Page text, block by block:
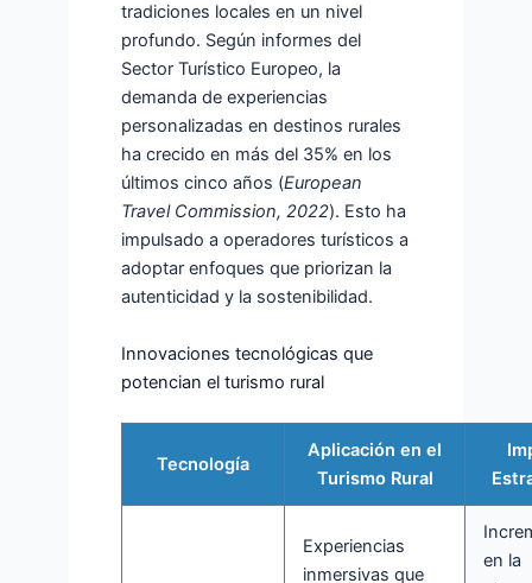
tradiciones locales en un nivel
profundo. Según informes del
Sector Turístico Europeo, la
demanda de experiencias
personalizadas en destinos rurales
ha crecido en más del 35% en los
últimos cinco años (European
Travel Commission, 2022). Esto ha
impulsado a operadores turísticos a
adoptar enfoques que priorizan la
autenticidad y la sostenibilidad.
Innovaciones tecnológicas que
potencian el turismo rural
Tecnología
Aplicación en el
Turismo Rural
Experiencias
inmersivas que
en la